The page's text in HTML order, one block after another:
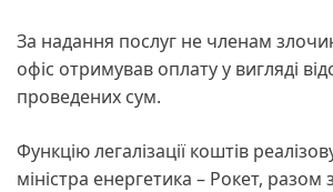
За надання послуг не членам
офіс отримував оплату у вигляді
проведених сум.
Функцію легалізації коштів
міністра енергетика – Рокет,